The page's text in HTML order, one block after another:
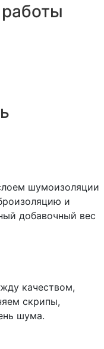
шумоизоляции
и
добавочный вес
качеством,
скрипы,
шума.